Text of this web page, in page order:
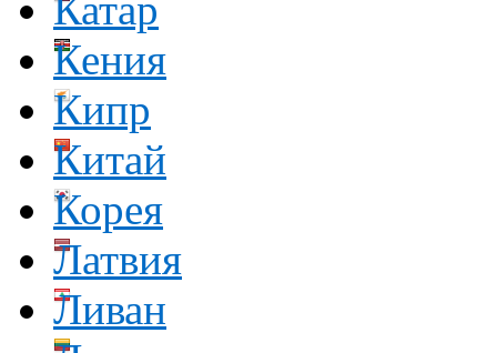
Катар
Кения
Кипр
Китай
Корея
Латвия
Ливан